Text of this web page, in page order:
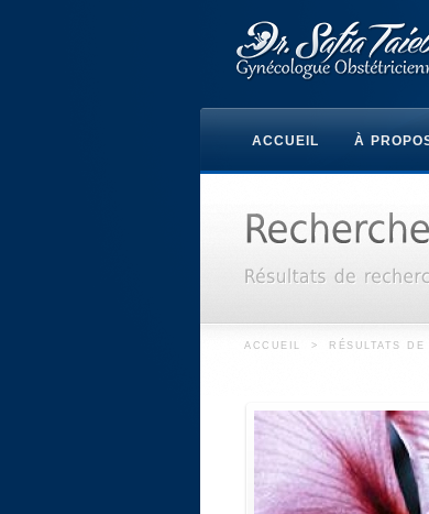
ACCUEIL À
ACCUEIL > RÉSULTATS